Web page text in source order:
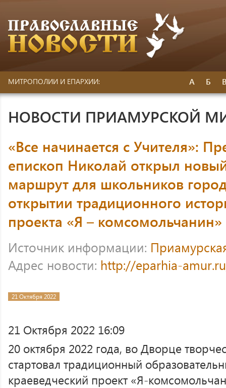
МИТРОПОЛИИ И ЕПАРХИИ: А Б
НОВОСТИ ПРИАМУРСКОЙ
«Все начинается с Учителя»:
епископ Николай открыл
маршрут для школьников
открытии традиционного
проекта «Я – комсомольчанин»
Источник информации:
Адрес новости: http://eparhia-
21 Октября 2022
21 Октября 2022 16:09
20 октября 2022 года, во Дворце
стартовал традиционный
краеведческий проект «Я-